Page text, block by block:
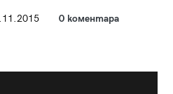
0 коментара